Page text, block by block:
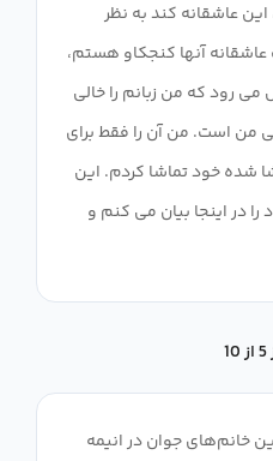
عاشقانه کند به نظر
آنها کنجکاو هستم،
رود که من زبانم را خالی
است. من آن را فقط برای
شده خود تماشا کردم. این
را در اینجا بیان می کنم و
خانم‌های جوان در انیمه